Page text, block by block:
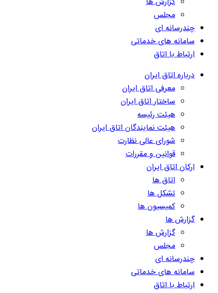
مجلس
چندرسانه ای
سامانه های خدماتی
ارتباط با اتاق
درباره اتاق ایران
معرفی اتاق ایران
ساختار اتاق ایران
هیئت رئیسه
هیئت نمایندگان اتاق ایران
شورای عالی نظارت
قوانین و مقررات
ارکان اتاق ایران
اتاق ها
تشکل ها
کمیسیون ها
گزارش ها
گزارش ها
مجلس
چندرسانه ای
سامانه های خدماتی
ارتباط با اتاق